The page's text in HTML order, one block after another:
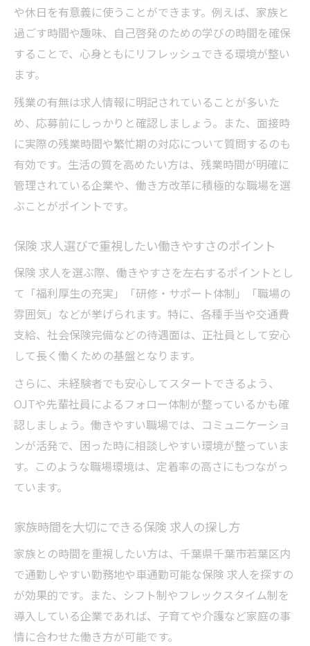
や休日を有意義に使うことができます。例えば、家族と
過ごす時間や趣味、自己啓発のための学びの時間を確保
することで、心身ともにリフレッシュできる環境が整い
ます。
残業の有無は求人情報に明記されていることが多いた
め、応募前にしっかりと確認しましょう。また、面接時
に実際の残業時間や繁忙期の対応について質問するのも
有効です。生活の質を高めたい方は、残業時間が明確に
管理されている企業や、働き方改革に積極的な職場を選
ぶことがポイントです。
保険 求人選びで重視したい働きやすさのポイント
保険 求人を選ぶ際、働きやすさを左右するポイントとし
て「福利厚生の充実」「研修・サポート体制」「職場の
雰囲気」などが挙げられます。特に、各種手当や交通費
支給、社会保険完備などの待遇面は、正社員として安心
して長く働くための基盤となります。
さらに、未経験者でも安心してスタートできるよう、
OJTや先輩社員によるフォロー体制が整っているかも確
認しましょう。働きやすい職場では、コミュニケーショ
ンが活発で、困った時に相談しやすい環境が整っていま
す。このような職場環境は、定着率の高さにもつながっ
ています。
家族時間を大切にできる保険 求人の探し方
家族との時間を重視したい方は、千葉県千葉市若葉区内
で通勤しやすい勤務地や車通勤可能な保険 求人を探すの
が効果的です。また、シフト制やフレックスタイム制を
導入している企業であれば、子育てや介護など家庭の事
情に合わせた働き方が可能です。